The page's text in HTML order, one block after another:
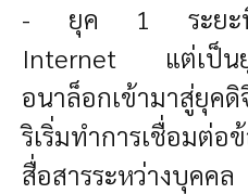
- ยุค 1 ระยะนี้อา
Internet แต่เป็นยุ
อนาล็อกเข้ามาสู่ยุค
ริเริ่มทำการเชื่อมต่อ
สื่อสารระหว่างบุคค